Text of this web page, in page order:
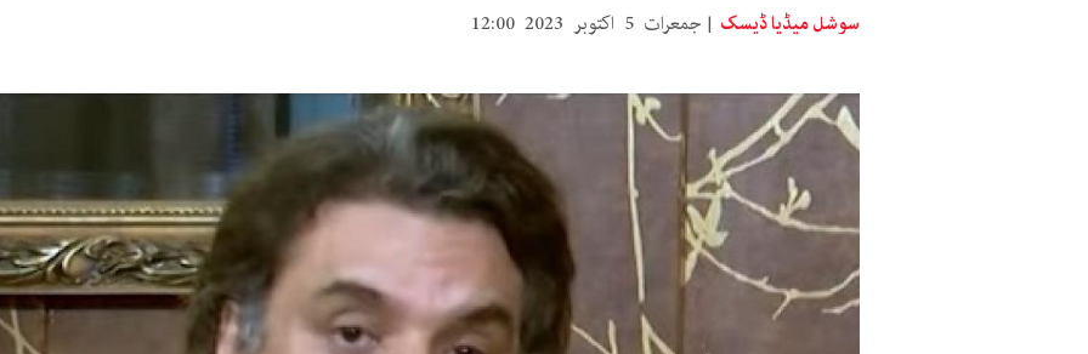
سوشل میڈیا ڈیسک جمعرات 5 اکتوبر 2023 12:00